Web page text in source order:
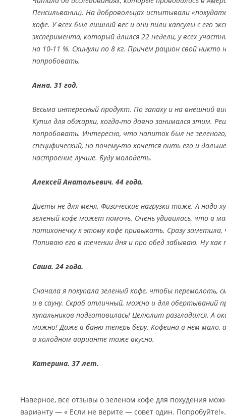
Пенсильвании). На добровольцах испытывали
кофе. У всех был лишний вес и они пили капсулы с его
эксперимента, который длился 22 недели, у всех
на 10-11 %. Скинули по 8 кг. Причем рацион свой никто
попробовать.
Анна. 31 год.
Весьма интересный продукт. По запаху и на внешний
Купил для обжарки, когда-то давно занимался этим.
попробовать. Интересно, что напиток был не
специфический, но почему-то хочется пить его и
настроение лучше. Буду молодеть.
Алексей Анатольевич. 44 года.
Диеты не для меня. Физические нагрузки тоже. А надо
зеленый кофе может помочь. Очень удивилась, что в
потихонечку к этому кофе привыкать. Сразу
Попиваю его в течении дня и про обед забываю. Ну как
Саша. 24 года.
Сначала я покупала зеленый кофе, чтобы перемолоть,
и в сауну. Скраб отличный, можно и для обертываний
купальников подготовилась! Целюлит разгладился. А
можно! Даже в баню теперь беру. Кофеина в нем
в холодном варианте тоже вкусно.
Катерина. 37 лет.
Наверное, все отзывы о зеленом кофе для похудения
варианту — « Если не верите — совет один.